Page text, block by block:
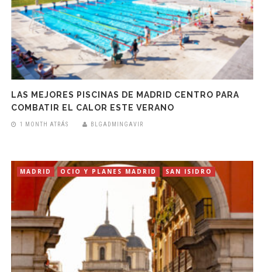
LAS MEJORES PISCINAS DE MADRID CENTRO PARA
COMBATIR EL CALOR ESTE VERANO
1 MONTH ATRÁS BLGADMINGAVIR
MADRID OCIO Y PLANES MADRID SAN ISIDRO